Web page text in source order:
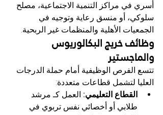
أسري في مراكز التنمية الاجتماعية، مصلح
سلوكي، أو منسق رعاية وتوجيه في
الجمعيات الأهلية والمنظمات غير الربحية.
وظائف خريج البكالوريوس
والماجستير
تتسع الفرص الوظيفية أمام حملة الدرجات
العليا لتشمل قطاعات متعددة:
القطاع التعليمي: العمل كـ مرشد
طلابي أو أخصائي نفس تربوي في